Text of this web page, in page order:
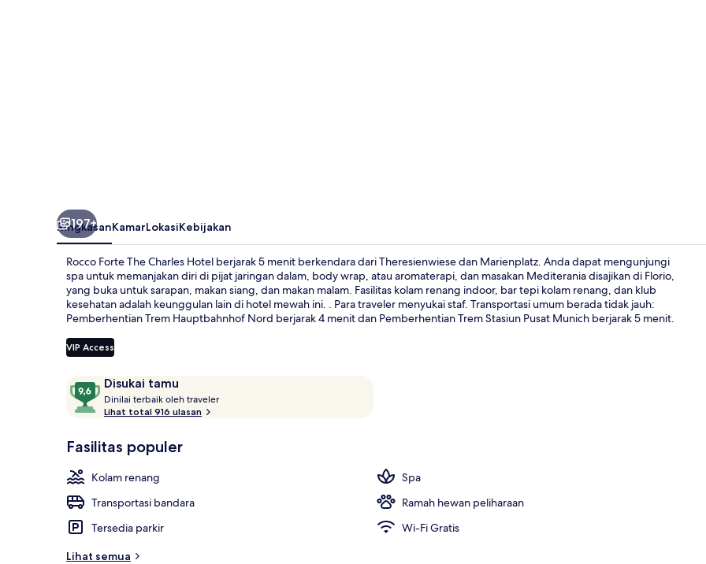
Ruang
197+
RingkasanKamarLokasiKebijakan
Rocco Forte The Charles Hotel berjarak 5 menit berkendara dari Theresienwiese dan Marienplatz. Anda dapat mengunjungi
spa untuk memanjakan diri di pijat jaringan dalam, body wrap, atau aromaterapi, dan masakan Mediterania disajikan di Florio,
yang buka untuk sarapan, makan siang, dan makan malam. Fasilitas kolam renang indoor, bar tepi kolam renang, dan klub
kesehatan adalah keunggulan lain di hotel mewah ini. . Para traveler menyukai staf. Transportasi umum berada tidak jauh:
Pemberhentian Trem Hauptbahnhof Nord berjarak 4 menit dan Pemberhentian Trem Stasiun Pusat Munich berjarak 5 menit.
VIP Access
Ulasan Disukai tamu
9,6
dari
10,
tamu
Dinilai terbaik oleh traveler
Lihat total 916 ulasan
Fasilitas populer
Kolam renang
Spa
Transportasi bandara
Ramah hewan peliharaan
Tersedia parkir
Wi-Fi Gratis
Lihat semua